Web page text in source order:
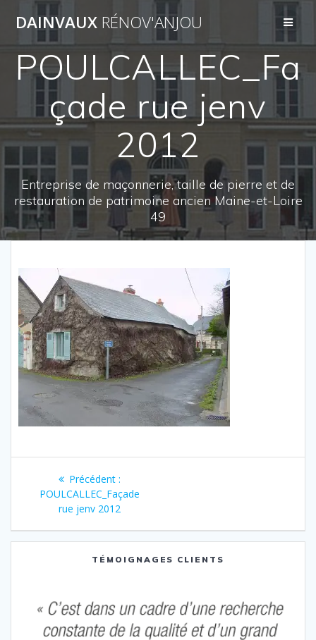
Passer
au
DAINVAUX RÉNOV'ANJOU
POULCALLEC_Fa
çade rue jenv
2012
Entreprise de maçonnerie, taille de pierre et de
restauration de patrimoine ancien Maine-et-Loire
49
Navigation
l’article
Précédent :Article
précédent
:
POULCALLEC_Façade
rue jenv 2012
TÉMOIGNAGES CLIENTS